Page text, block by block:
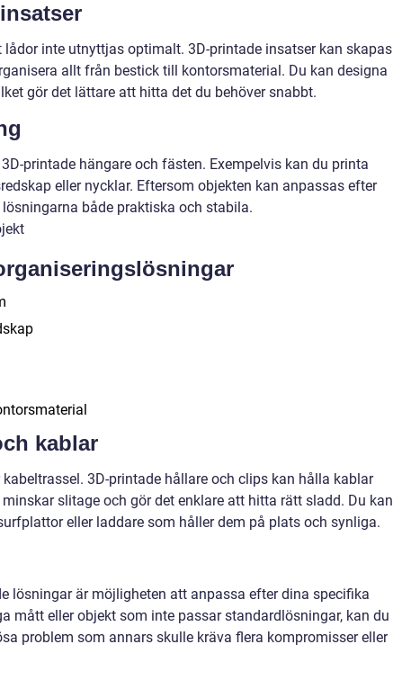
inte utnyttjas optimalt. 3D-printade insatser kan skapas
allt från bestick till kontorsmaterial. Du kan designa
gör det lättare att hitta det du behöver snabbt.
printade hängare och fästen. Exempelvis kan du printa
eller nycklar. Eftersom objekten kan anpassas efter
både praktiska och stabila.
kablar
3D-printade hållare och clips kan hålla kablar
slitage och gör det enklare att hitta rätt sladd. Du kan
eller laddare som håller dem på plats och synliga.
lösningar är möjligheten att anpassa efter dina specifika
mått eller objekt som inte passar standardlösningar, kan du
problem som annars skulle kräva flera kompromisser eller